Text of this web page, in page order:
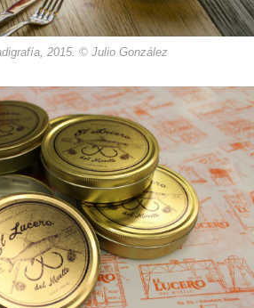
2015. © Julio González